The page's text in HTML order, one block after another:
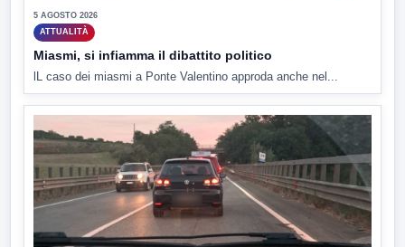
5 AGOSTO 2026
ATTUALITÀ
Miasmi, si infiamma il dibattito politico
lL caso dei miasmi a Ponte Valentino approda anche nel...